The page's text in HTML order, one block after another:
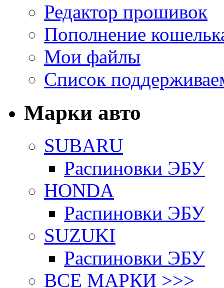
Редактор прошивок
Пополнение
Мои файлы
Список
Марки авто
SUBARU
Распиновки ЭБУ
HONDA
Распиновки ЭБУ
SUZUKI
Распиновки ЭБУ
ВСЕ МАРКИ >>>